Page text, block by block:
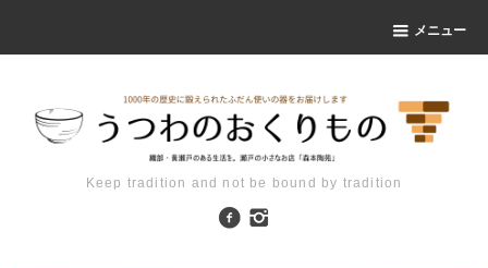
メニュー
Keep tradition and not be bound by tradition